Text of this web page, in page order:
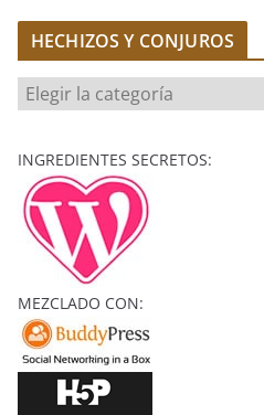
c
r
HECHIZOS Y CONJUROS
H
E
H
Z
Y
C
O
INGREDIENTES SECRETOS:
MEZCLADO CON: